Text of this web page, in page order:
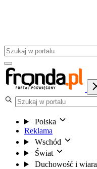
Polska
Reklama
Wschód
Świat
Duchowość i wiara